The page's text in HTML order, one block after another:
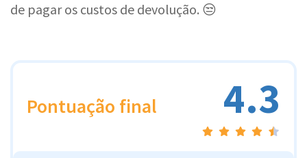
de pagar os custos de devolução. 😒
Pontuação final 4.3